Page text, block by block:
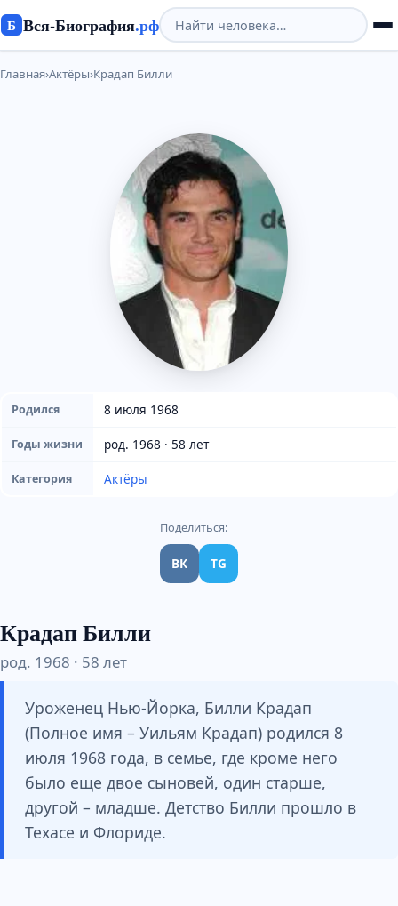
Б Вся-Биография.рф
Главная›Актёры›Крадап Билли
Родился 8 июля 1968
Годы жизни род. 1968 · 58 лет
Категория Актёры
Поделиться:
ВК TG
Крадап Билли
род. 1968 · 58 лет
Уроженец Нью-Йорка, Билли Крадап
(Полное имя – Уильям Крадап) родился 8
июля 1968 года, в семье, где кроме него
было еще двое сыновей, один старше,
другой – младше. Детство Билли прошло в
Техасе и Флориде.